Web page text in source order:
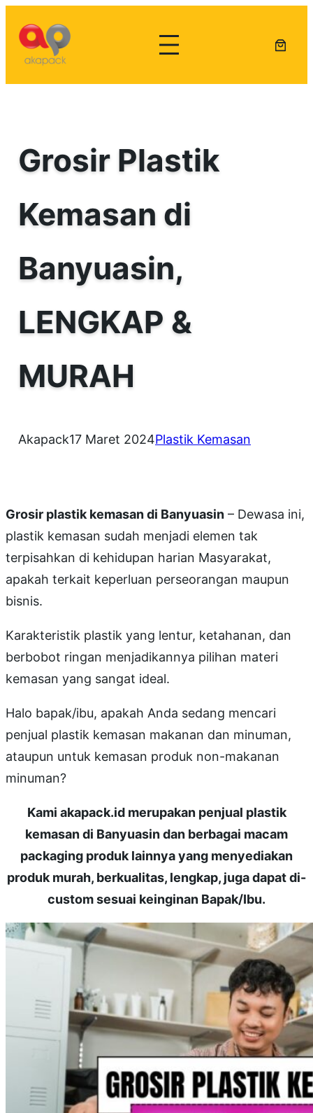
konten
Grosir Plastik
Kemasan di
Banyuasin,
LENGKAP &
MURAH
Akapack17 Maret 2024Plastik Kemasan
Grosir plastik kemasan di Banyuasin – Dewasa ini,
plastik kemasan sudah menjadi elemen tak
terpisahkan di kehidupan harian Masyarakat,
apakah terkait keperluan perseorangan maupun
bisnis.
Karakteristik plastik yang lentur, ketahanan, dan
berbobot ringan menjadikannya pilihan materi
kemasan yang sangat ideal.
Halo bapak/ibu, apakah Anda sedang mencari
penjual plastik kemasan makanan dan minuman,
ataupun untuk kemasan produk non-makanan
minuman?
Kami akapack.id merupakan penjual plastik
kemasan di Banyuasin dan berbagai macam
packaging produk lainnya yang menyediakan
produk murah, berkualitas, lengkap, juga dapat di-
custom sesuai keinginan Bapak/Ibu.